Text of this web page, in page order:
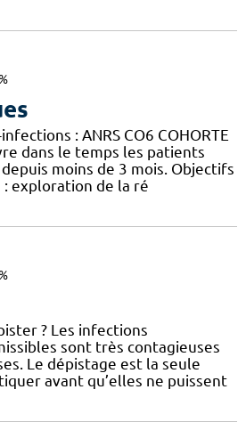
: ANRS CO6 COHORTE
dans le temps les patients
moins de 3 mois. Objectifs
exploration de la ré
? Les infections
sont très contagieuses
Le dépistage est la seule
avant qu’elles ne puissent